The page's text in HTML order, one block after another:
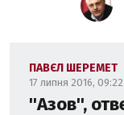
ПАВЄЛ ШЕРЕМЕТ
17 липня 2016, 09:22
''Азов'',